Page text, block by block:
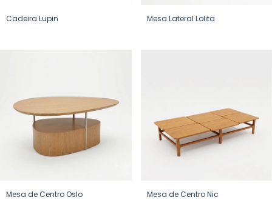
Cadeira Lupin Mesa Lateral Lolita
Mesa de Centro Oslo Mesa de Centro Nic